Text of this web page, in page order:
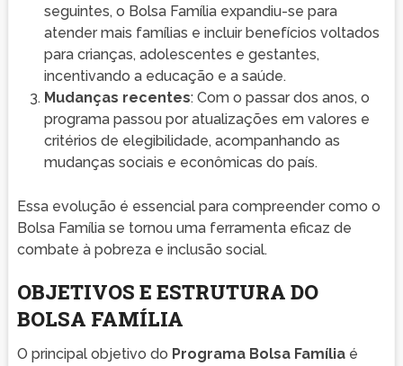
seguintes, o Bolsa Família expandiu-se para
atender mais famílias e incluir benefícios voltados
para crianças, adolescentes e gestantes,
incentivando a educação e a saúde.
Mudanças recentes: Com o passar dos anos, o
programa passou por atualizações em valores e
critérios de elegibilidade, acompanhando as
mudanças sociais e econômicas do país.
Essa evolução é essencial para compreender como o
Bolsa Família se tornou uma ferramenta eficaz de
combate à pobreza e inclusão social.
OBJETIVOS E ESTRUTURA DO
BOLSA FAMÍLIA
O principal objetivo do Programa Bolsa Famíliaé